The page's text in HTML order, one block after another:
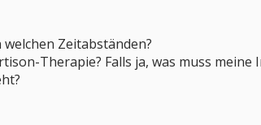
Zeitabständen?
Therapie? Falls ja, was muss meine